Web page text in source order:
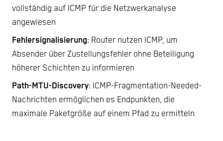
vollständig auf ICMP für die Netzwerkanalyse
angewiesen
Fehlersignalisierung: Router nutzen ICMP, um
Absender über Zustellungsfehler ohne Beteiligung
höherer Schichten zu informieren
Path-MTU-Discovery: ICMP-Fragmentation-Needed-
Nachrichten ermöglichen es Endpunkten, die
maximale Paketgröße auf einem Pfad zu ermitteln